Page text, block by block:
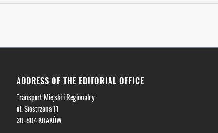
ADDRESS OF THE EDITORIAL OFFICE
Transport Miejski i Regionalny
ul. Siostrzana 11
30-804 KRAKÓW